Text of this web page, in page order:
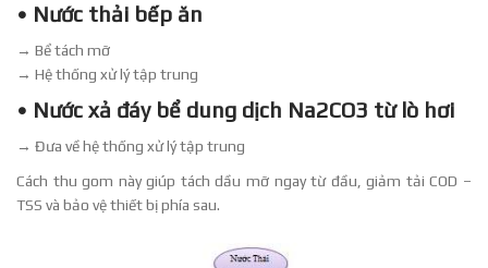
• Nước thải bếp ăn
→ Bể tách mỡ
→ Hệ thống xử lý tập trung
• Nước xả đáy bể dung dịch Na2CO3 từ lò hơi
→ Đưa về hệ thống xử lý tập trung
Cách thu gom này giúp tách dầu mỡ ngay từ đầu, giảm tải COD –
TSS và bảo vệ thiết bị phía sau.